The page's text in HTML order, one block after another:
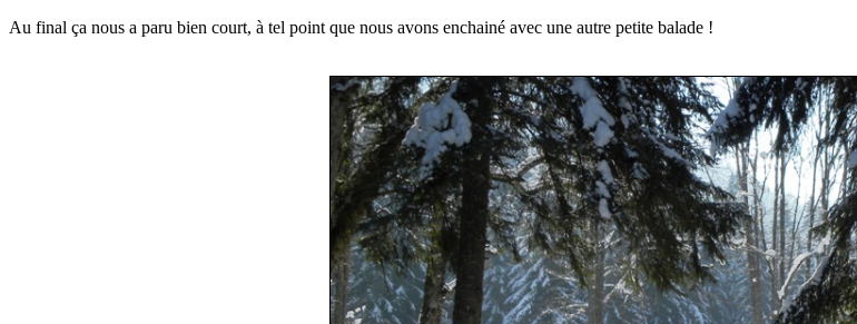
Au final ça nous a paru bien court, à tel point que nous avons enchainé avec une autre petite balade !